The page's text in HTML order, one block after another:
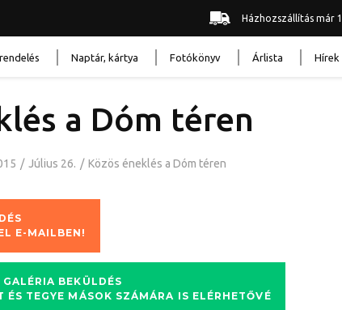
Házhozszállítás már
Naptár, kártya Fotókönyv Árlista Hírek
a Dóm téren
/ Július 26. / Közös éneklés a Dóm téren
E-MAILBEN!
GALÉRIA BEKÜLDÉS
ÉS TEGYE MÁSOK SZÁMÁRA IS ELÉRHETŐVÉ